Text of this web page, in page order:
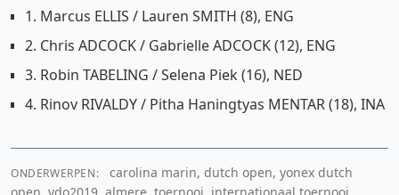
1. Marcus ELLIS / Lauren SMITH (8), ENG
2. Chris ADCOCK / Gabrielle ADCOCK (12), ENG
3. Robin TABELING / Selena Piek (16), NED
4. Rinov RIVALDY / Pitha Haningtyas MENTAR (18), INA
ONDERWERPEN:
carolina marin, dutch open, yonex dutch